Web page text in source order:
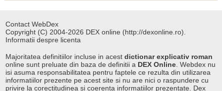
Contact WebDex
Copyright (C) 2004-2026 DEX online (http://dexonline.ro).
Informatii despre licenta
Majoritatea definitiilor incluse in acestdictionar explicativ roman
online sunt preluate din baza de definitii a DEX Online . Webdex nu
isi asuma responsabilitatea pentru faptele ce rezulta din utilizarea
informatiilor prezente pe acest site si nu are nici o raspundere cu
privire la corectitudinea si coerenta informatiilor prezentate. Dex